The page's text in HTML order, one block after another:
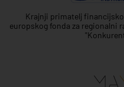
Krajnji primatelj
europskog fonda za regionalni